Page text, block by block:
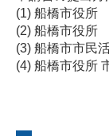
(1) 船橋市役
(2) 船橋市役所
(3) 船橋市市民
(4) 船橋市役所